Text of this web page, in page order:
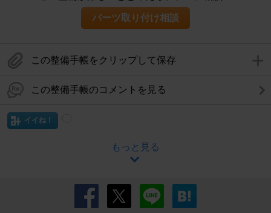
パーツ取り付け相談
この整備手帳をクリップして保存
この整備手帳のコメントを見る
イイね！
もっと見る